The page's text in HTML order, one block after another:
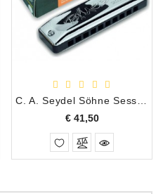
€ 41,50Prijs